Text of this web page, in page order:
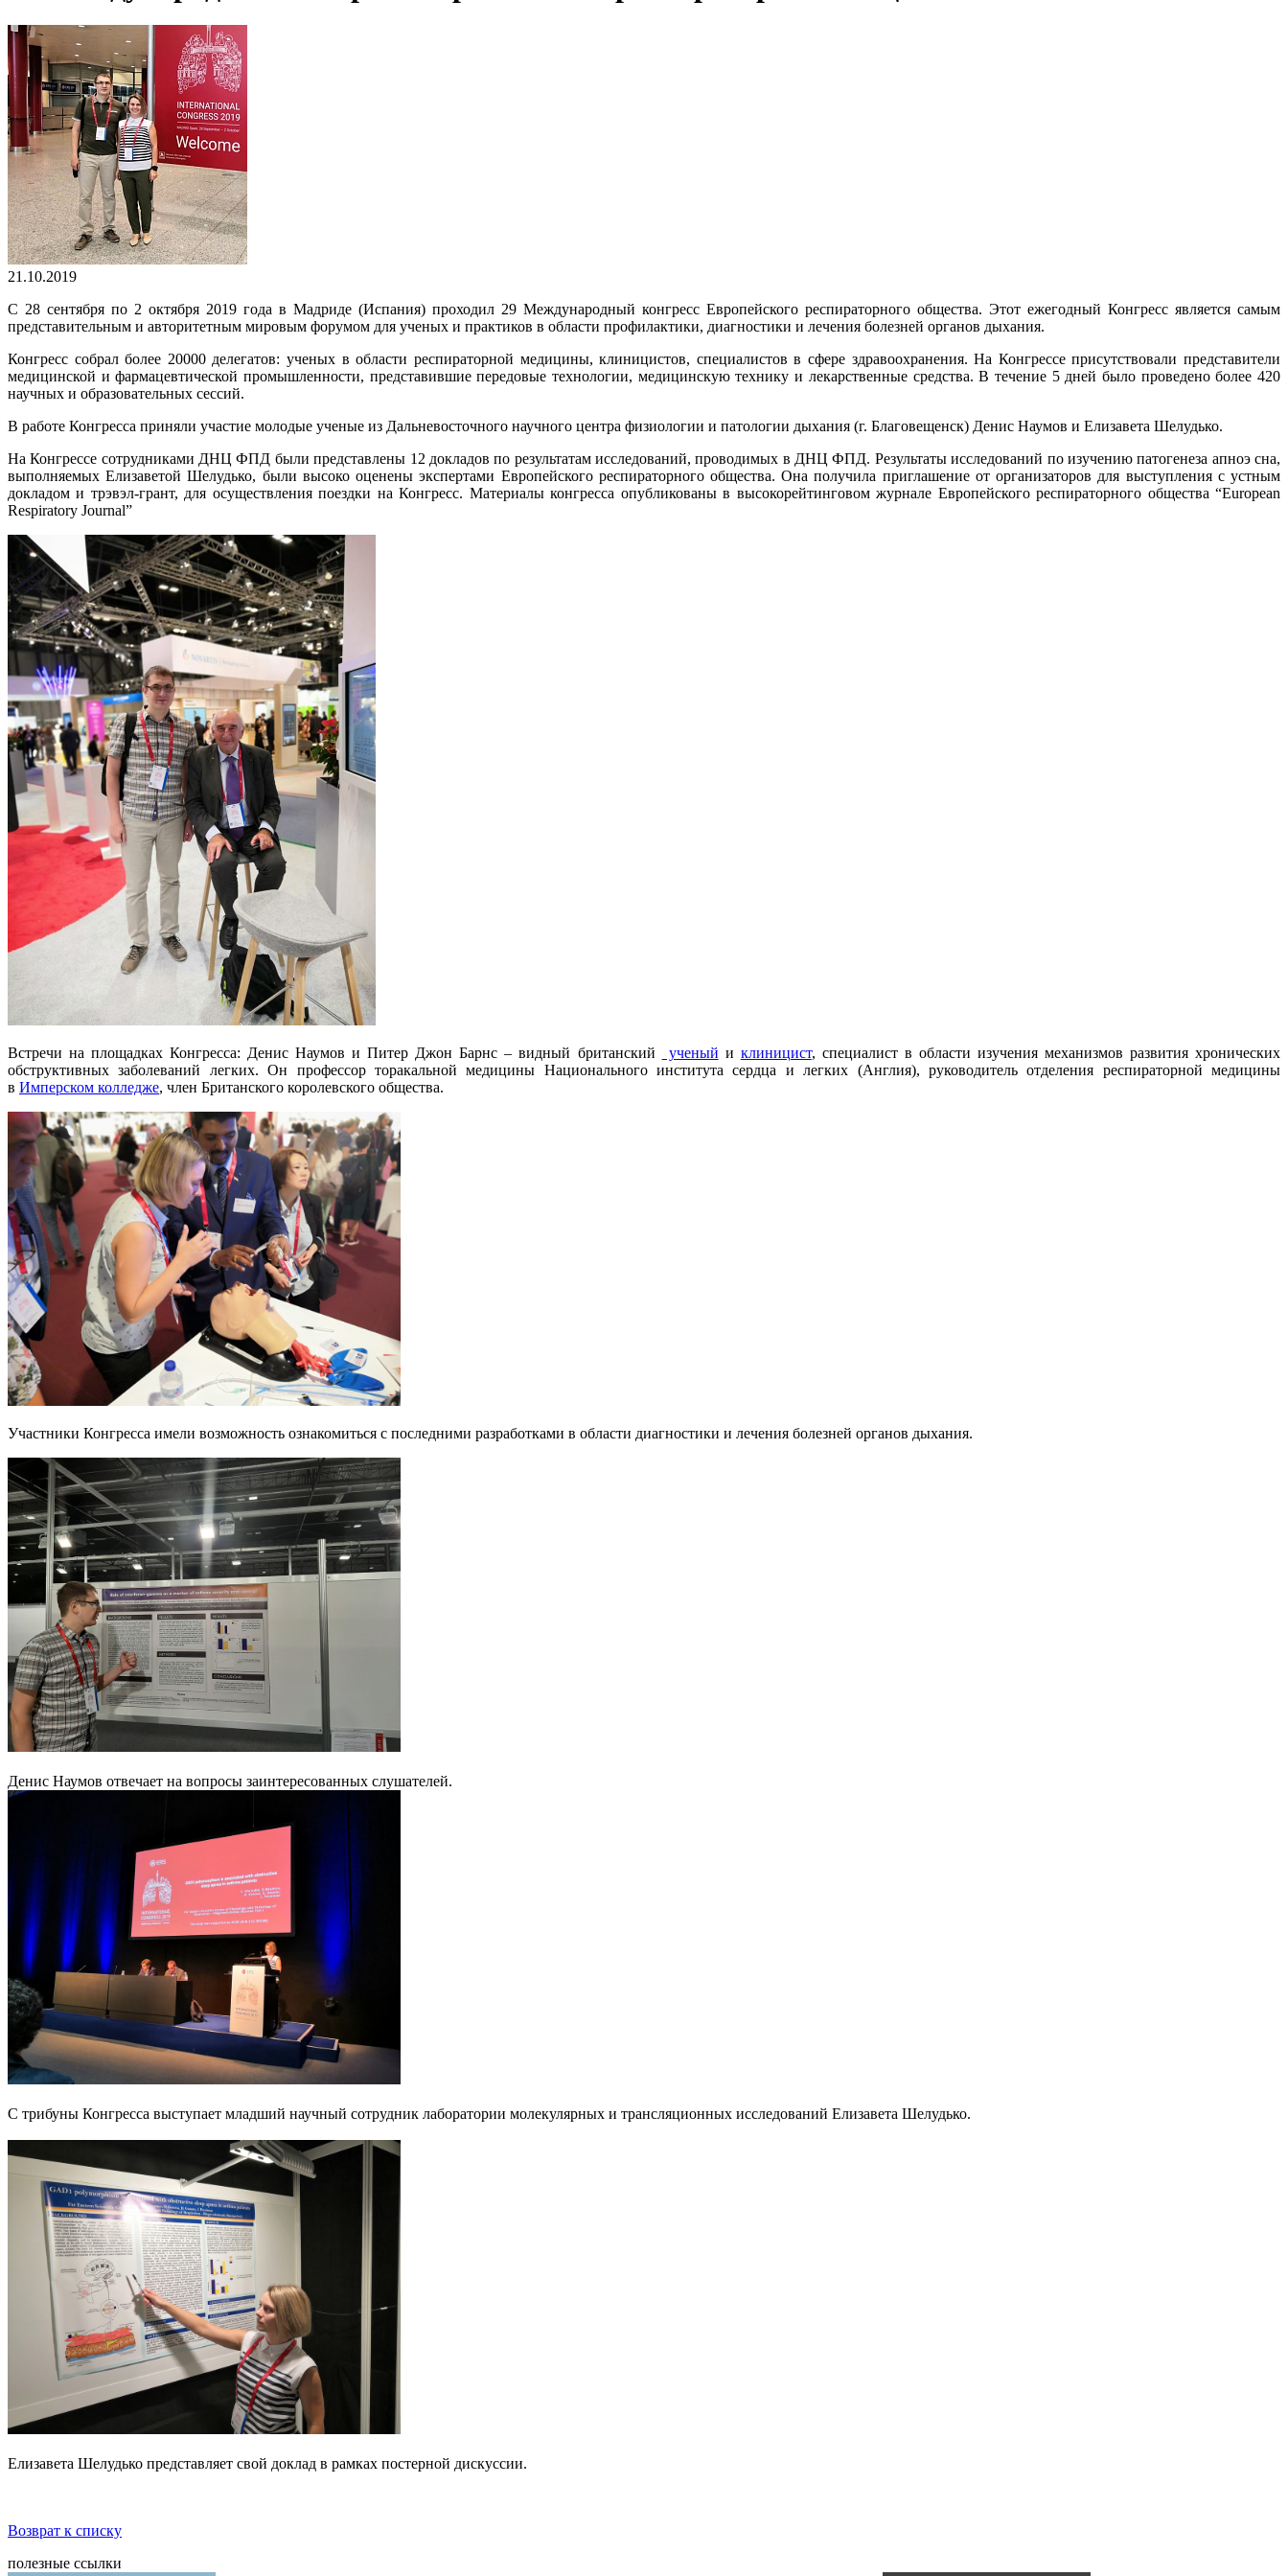
21.10.2019
С 28 сентября по 2 октября 2019 года в Мадриде (Испания) проходил 29 Международный конгресс Европейского респираторного общества. Этот ежегодный Конгресс является самым
представительным и авторитетным мировым форумом для ученых и практиков в области профилактики, диагностики и лечения болезней органов дыхания.
Конгресс собрал более 20000 делегатов: ученых в области респираторной медицины, клиницистов, специалистов в сфере здравоохранения. На Конгрессе присутствовали представители
медицинской и фармацевтической промышленности, представившие передовые технологии, медицинскую технику и лекарственные средства. В течение 5 дней было проведено более 420
научных и образовательных сессий.
В работе Конгресса приняли участие молодые ученые из Дальневосточного научного центра физиологии и патологии дыхания (г. Благовещенск) Денис Наумов и Елизавета Шелудько.
На Конгрессе сотрудниками ДНЦ ФПД были представлены 12 докладов по результатам исследований, проводимых в ДНЦ ФПД. Результаты исследований по изучению патогенеза апноэ сна,
выполняемых Елизаветой Шелудько, были высоко оценены экспертами Европейского респираторного общества. Она получила приглашение от организаторов для выступления с устным
докладом и трэвэл-грант, для осуществления поездки на Конгресс. Материалы конгресса опубликованы в высокорейтинговом журнале Европейского респираторного общества “European
Respiratory Journal”
Встречи на площадках Конгресса: Денис Наумов и Питер Джон Барнс – видный британский ученый и клиницист, специалист в области изучения механизмов развития хронических
обструктивных заболеваний легких. Он профессор торакальной медицины Национального института сердца и легких (Англия), руководитель отделения респираторной медицины
в Имперском колледже, член Британского королевского общества.
Участники Конгресса имели возможность ознакомиться с последними разработками в области диагностики и лечения болезней органов дыхания.
Денис Наумов отвечает на вопросы заинтересованных слушателей.
С трибуны Конгресса выступает младший научный сотрудник лаборатории молекулярных и трансляционных исследований Елизавета Шелудько.
Елизавета Шелудько представляет свой доклад в рамках постерной дискуссии.
Возврат к списку
полезные ссылки